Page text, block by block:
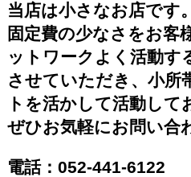
当店は小さなお店です。
固定費の少なさをお客
ットワークよく活動す
させていただき、小所
トを活かして活動して
ぜひお気軽にお問い合
電話： 052-441-6122